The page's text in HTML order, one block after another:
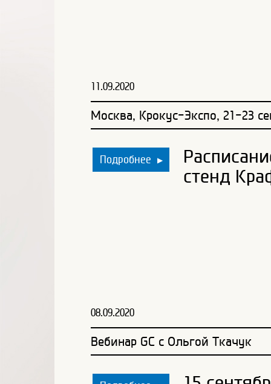
11.09.2020
Москва, Крокус-Экспо, 21-23
Подробнее ▶
стенд
08.09.2020
Вебинар GC с Ольгой Ткачук